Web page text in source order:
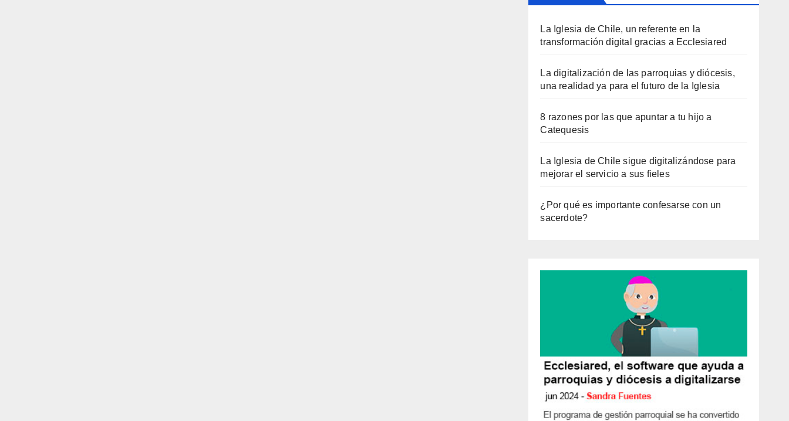
La Iglesia de Chile, un referente en la
transformación digital gracias a Ecclesiared
La digitalización de las parroquias y diócesis,
una realidad ya para el futuro de la Iglesia
8 razones por las que apuntar a tu hijo a
Catequesis
La Iglesia de Chile sigue digitalizándose para
mejorar el servicio a sus fieles
¿Por qué es importante confesarse con un
sacerdote?